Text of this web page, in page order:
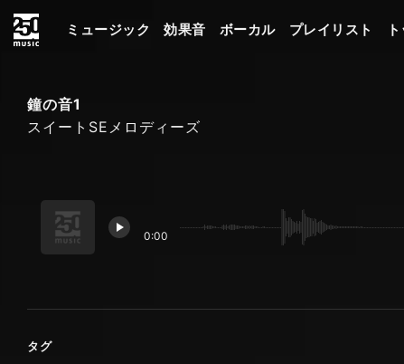
ミュージック 効果音 ボーカル プレイリスト
鐘の音1
スイートSEメロディーズ
0:00
タグ